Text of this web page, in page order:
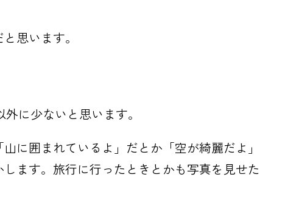
思います。
に少ないと思います。
に囲まれているよ」だとか「空が綺麗だよ」
ます。旅行に行ったときとかも写真を見せた